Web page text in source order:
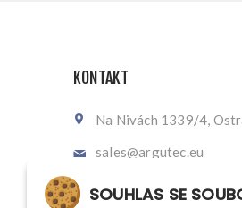
KONTAKT
Na Nivách 1339/4,
sales@argutec.eu
SOUHLAS SE